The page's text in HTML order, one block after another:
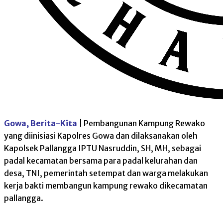
Gowa, Berita-Kita | Pembangunan Kampung Rewako
yang diinisiasi Kapolres Gowa dan dilaksanakan oleh
Kapolsek Pallangga IPTU Nasruddin, SH, MH, sebagai
padal kecamatan bersama para padal kelurahan dan
desa, TNI, pemerintah setempat dan warga melakukan
kerja bakti membangun kampung rewako dikecamatan
pallangga.